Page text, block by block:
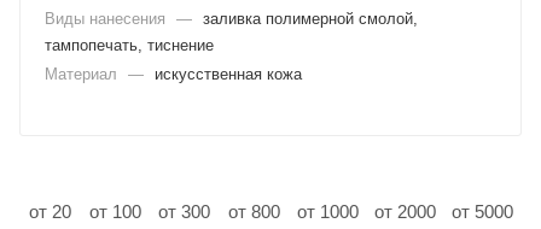
Виды нанесения
— заливка полимерной смолой,
тампопечать, тиснение
Материал
— искусственная кожа
от 20
от 100
от 300
от 800
от 1000
от 2000
от 5000